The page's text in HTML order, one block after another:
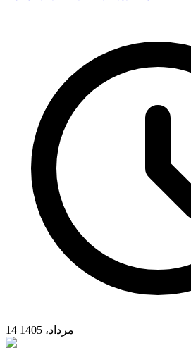
14 مرداد، 1405